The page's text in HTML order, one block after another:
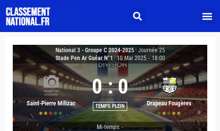
National 3 - Groupe C 2024-2025
Journée 25
Stade Pen Ar Guéar N°1
10 Mai 2025 - 18:00
Saint-Pierre Milizac
0 : 0
TEMPS PLEIN Drapeau Fougères
Mi-temps: -